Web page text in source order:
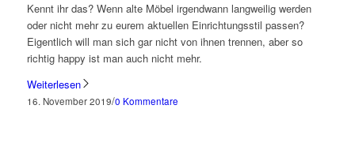
Kennt ihr das? Wenn alte Möbel irgendwann langweilig werden
oder nicht mehr zu eurem aktuellen Einrichtungsstil passen?
Eigentlich will man sich gar nicht von ihnen trennen, aber so
richtig happy ist man auch nicht mehr.
Weiterlesen
16. November 2019/0 Kommentare